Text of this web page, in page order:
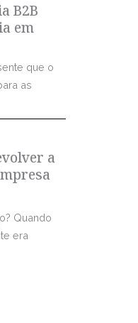
B2B
em
que o
as
a
Quando
era